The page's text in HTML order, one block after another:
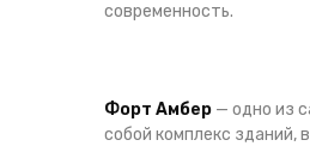
современность.
Форт Амбер — одно из
собой комплекс